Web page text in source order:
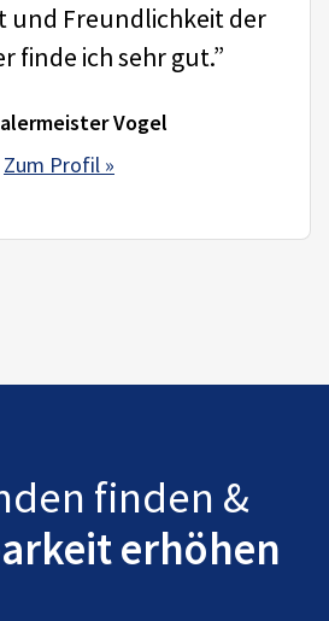
und Freundlichkeit der
finde ich sehr gut.”
Vogel
Zum Profil »
finden &
erhöhen